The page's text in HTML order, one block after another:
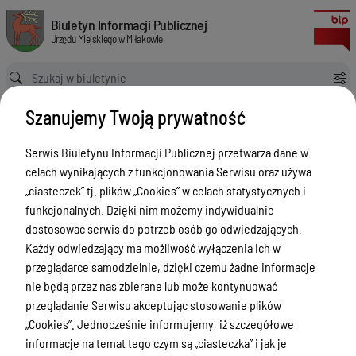
Informacja z prac między sesjami od 28.02.2025 do 31.03.2025
Biuletyn Informacji Publicznej Urzędu Miejskiego w Miłakowie
Biuletyn Informacji Publicznej
Urzędu Miejskiego w Miłakowie
Ścieżka powrotu
Strona główna
Rada Miejska
Rada Miejska - Informacja o pracy Burmistrza i jego Zastępcy z
prac między sesjami
Informacja z prac między sesjami od 28.02.2025 do 31.03.2025
Rada Miejska - Informacja o pracy
Burmistrza i jego Zastępcy z prac
między sesjami
Menu Przedmiotowe
Urząd Miejski w Miłakowie
Gmina Miłakowo
Wersja obowiązująca
z dnia29-04-2025
13:17:20
Drukuj
Informacja z
Szanujemy Twoją prywatność
Serwis Biuletynu Informacji Publicznej przetwarza dane w
celach wynikających z funkcjonowania Serwisu oraz używa
„ciasteczek” tj. plików „Cookies” w celach statystycznych i
funkcjonalnych. Dzięki nim możemy indywidualnie
dostosować serwis do potrzeb osób go odwiedzających.
Każdy odwiedzający ma możliwość wyłączenia ich w
przeglądarce samodzielnie, dzięki czemu żadne informacje
nie będą przez nas zbierane lub może kontynuować
przeglądanie Serwisu akceptując stosowanie plików
„Cookies”. Jednocześnie informujemy, iż szczegółowe
informacje na temat tego czym są „ciasteczka” i jak je